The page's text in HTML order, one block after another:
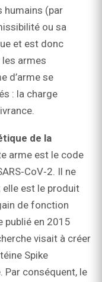
humains (par
ou sa
et est donc
armes
d’arme se
: la charge
de la
arme est le code
Il ne
elle est le produit
de fonction
publié en 2015
visait à créer
Spike
Par conséquent, le